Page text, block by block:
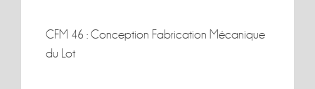
CFM 46 : Conception Fabrication Mécanique
du Lot